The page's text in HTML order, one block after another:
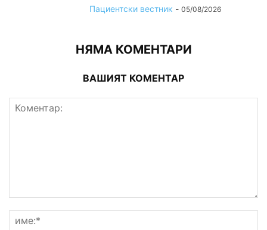
Пациентски вестник - 05/08/2026
НЯМА КОМЕНТАРИ
ВАШИЯТ КОМЕНТАР